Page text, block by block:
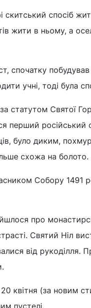
спосіб
жити в ньому, а
спочатку
учні, тоді була
статутом Святої
перший
було диким,
схожа на болото.
Собору 1491
про
Святий Ніл
від
квітня (за новим
пустелі.